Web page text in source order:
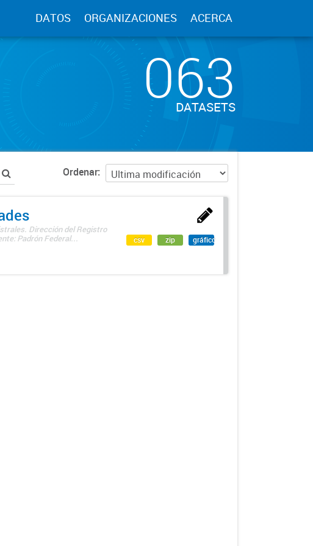
DATOS ORGANIZACIONES ACERCA
063
DATASETS
Ordenar
Dirección del Registro
Padrón Federal...
csv zip gráfico